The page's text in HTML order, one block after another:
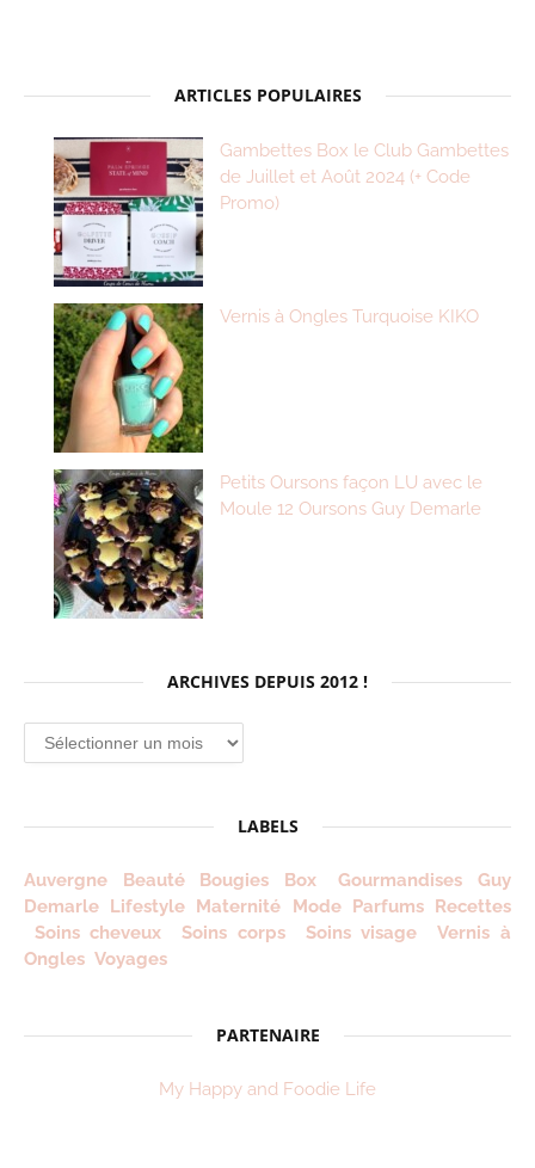
ARTICLES POPULAIRES
Gambettes Box le Club Gambettes
de Juillet et Août 2024 (+ Code
Promo)
Vernis à Ongles Turquoise KIKO
Petits Oursons façon LU avec le
Moule 12 Oursons Guy Demarle
ARCHIVES DEPUIS 2012 !
Archives
depuis
LABELS
Auvergne Beauté Bougies Box Gourmandises
Guy
Demarle Lifestyle Maternité Mode Parfums Recettes
Soins cheveux
Soins corps Soins visage
Vernis à
Ongles Voyages
PARTENAIRE
My Happy and Foodie Life